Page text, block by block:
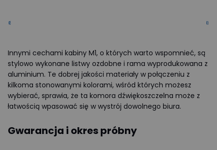
Innymi cechami kabiny M1, o których warto wspomnieć, są
stylowo wykonane listwy ozdobne i rama wyprodukowana z
aluminium. Te dobrej jakości materiały w połączeniu z
kilkoma stonowanymi kolorami, wśród których możesz
wybierać, sprawia, że ta komora dźwiękoszczelna może z
łatwością wpasować się w wystrój dowolnego biura.
Gwarancja i okres próbny